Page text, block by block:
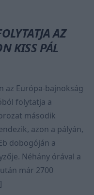
AZ
KISS PÁL
az Európa-bajnokság
folytatja a
második
azon a pályán,
dobogóján a
Néhány órával a
már 2700